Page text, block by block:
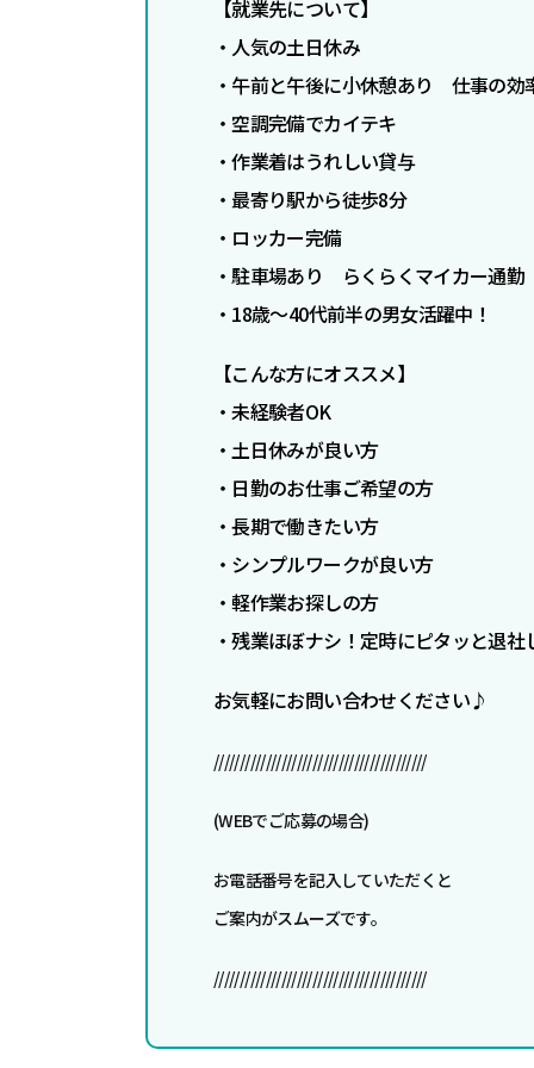
【就業先について】
・人気の土日休み
・午前と午後に小休憩あり 仕事の効
・空調完備でカイテキ
・作業着はうれしい貸与
・最寄り駅から徒歩8分
・ロッカー完備
・駐車場あり らくらくマイカー通勤
・18歳～40代前半の男女活躍中！
【こんな方にオススメ】
・未経験者OK
・土日休みが良い方
・日勤のお仕事ご希望の方
・長期で働きたい方
・シンプルワークが良い方
・軽作業お探しの方
・残業ほぼナシ！定時にピタッと退社
お気軽にお問い合わせください♪
/////////////////////////////////////////
(WEBでご応募の場合)
お電話番号を記入していただくと
ご案内がスムーズです。
/////////////////////////////////////////